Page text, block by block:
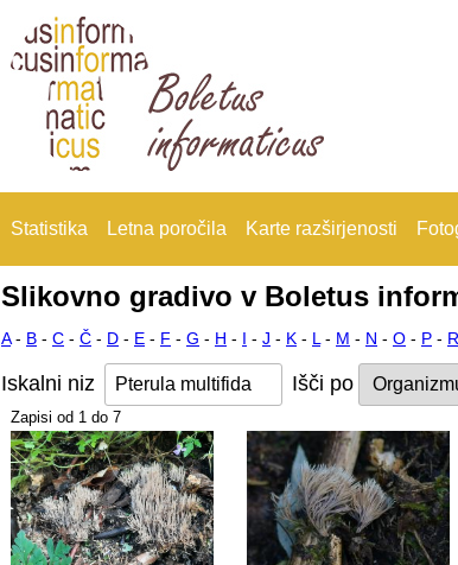
Statistika Letna poročila Karte razširjenosti
Slikovno gradivo v Boletus
A- B - C - Č - D - E - F - G - H - I - J - K - L - M - N - O - P - R
Iskalni niz Išči po
Zapisi od 1 do 7